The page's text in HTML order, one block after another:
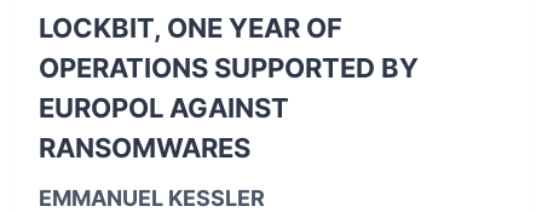
LOCKBIT, ONE YEAR OF
OPERATIONS SUPPORTED BY
EUROPOL AGAINST
RANSOMWARES
EMMANUEL KESSLER